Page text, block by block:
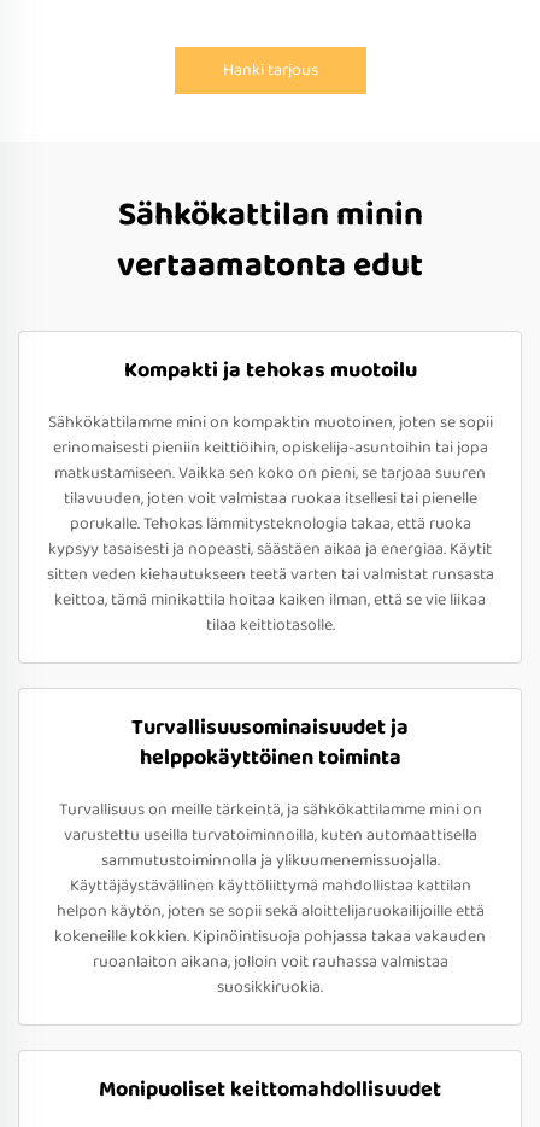
Hanki tarjous
Sähkökattilan minin
vertaamatonta edut
Kompakti ja tehokas muotoilu
Sähkökattilamme mini on kompaktin muotoinen, joten se sopii
erinomaisesti pieniin keittiöihin, opiskelija-asuntoihin tai jopa
matkustamiseen. Vaikka sen koko on pieni, se tarjoaa suuren
tilavuuden, joten voit valmistaa ruokaa itsellesi tai pienelle
porukalle. Tehokas lämmitysteknologia takaa, että ruoka
kypsyy tasaisesti ja nopeasti, säästäen aikaa ja energiaa. Käytit
sitten veden kiehautukseen teetä varten tai valmistat runsasta
keittoa, tämä minikattila hoitaa kaiken ilman, että se vie liikaa
tilaa keittiotasolle.
Turvallisuusominaisuudet ja
helppokäyttöinen toiminta
Turvallisuus on meille tärkeintä, ja sähkökattilamme mini on
varustettu useilla turvatoiminnoilla, kuten automaattisella
sammutustoiminnolla ja ylikuumenemissuojalla.
Käyttäjäystävällinen käyttöliittymä mahdollistaa kattilan
helpon käytön, joten se sopii sekä aloittelijaruokailijoille että
kokeneille kokkien. Kipinöintisuoja pohjassa takaa vakauden
ruoanlaiton aikana, jolloin voit rauhassa valmistaa
suosikkiruokia.
Monipuoliset keittomahdollisuudet